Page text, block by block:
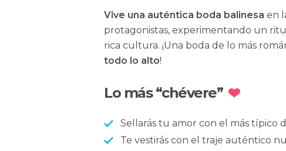
Vive una auténtica boda balinesa en
protagonistas, experimentando un
rica cultura. ¡Una boda de lo más
todo lo alto!
Lo más “chévere”
Sellarás tu amor con el más típico
Te vestirás con el traje auténtico